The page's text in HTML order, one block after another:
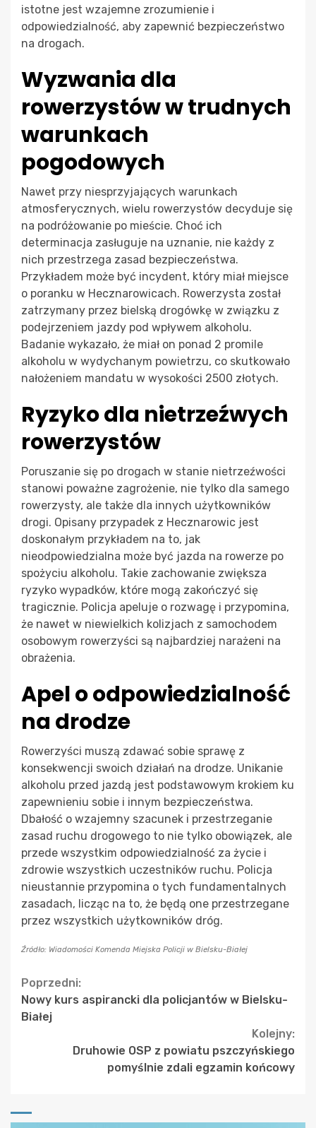
istotne jest wzajemne zrozumienie i
odpowiedzialność, aby zapewnić bezpieczeństwo
na drogach.
Wyzwania dla
rowerzystów w trudnych
warunkach
pogodowych
Nawet przy niesprzyjających warunkach
atmosferycznych, wielu rowerzystów decyduje się
na podróżowanie po mieście. Choć ich
determinacja zasługuje na uznanie, nie każdy z
nich przestrzega zasad bezpieczeństwa.
Przykładem może być incydent, który miał miejsce
o poranku w Hecznarowicach. Rowerzysta został
zatrzymany przez bielską drogówkę w związku z
podejrzeniem jazdy pod wpływem alkoholu.
Badanie wykazało, że miał on ponad 2 promile
alkoholu w wydychanym powietrzu, co skutkowało
nałożeniem mandatu w wysokości 2500 złotych.
Ryzyko dla nietrzeźwych
rowerzystów
Poruszanie się po drogach w stanie nietrzeźwości
stanowi poważne zagrożenie, nie tylko dla samego
rowerzysty, ale także dla innych użytkowników
drogi. Opisany przypadek z Hecznarowic jest
doskonałym przykładem na to, jak
nieodpowiedzialna może być jazda na rowerze po
spożyciu alkoholu. Takie zachowanie zwiększa
ryzyko wypadków, które mogą zakończyć się
tragicznie. Policja apeluje o rozwagę i przypomina,
że nawet w niewielkich kolizjach z samochodem
osobowym rowerzyści są najbardziej narażeni na
obrażenia.
Apel o odpowiedzialność
na drodze
Rowerzyści muszą zdawać sobie sprawę z
konsekwencji swoich działań na drodze. Unikanie
alkoholu przed jazdą jest podstawowym krokiem ku
zapewnieniu sobie i innym bezpieczeństwa.
Dbałość o wzajemny szacunek i przestrzeganie
zasad ruchu drogowego to nie tylko obowiązek, ale
przede wszystkim odpowiedzialność za życie i
zdrowie wszystkich uczestników ruchu. Policja
nieustannie przypomina o tych fundamentalnych
zasadach, licząc na to, że będą one przestrzegane
przez wszystkich użytkowników dróg.
Źródło: Wiadomości Komenda Miejska Policji w Bielsku-Białej
Continue
Reading
Poprzedni:
Nowy kurs aspirancki dla policjantów w Bielsku-
Białej
Kolejny:
Druhowie OSP z powiatu pszczyńskiego
pomyślnie zdali egzamin końcowy